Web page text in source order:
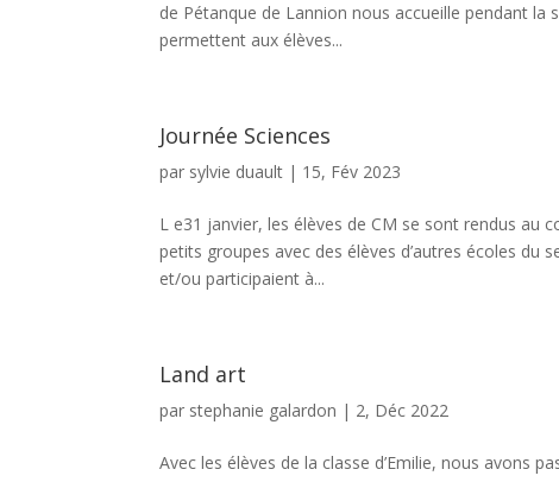
de Pétanque de Lannion nous accueille pendant
permettent aux élèves...
Journée Sciences
par sylvie duault | 15, Fév 2023
L e31 janvier, les élèves de CM se sont rendus au
petits groupes avec des élèves d’autres écoles du
et/ou participaient à...
Land art
par stephanie galardon | 2, Déc 2022
Avec les élèves de la classe d’Emilie, nous avons